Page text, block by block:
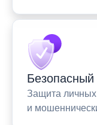
Безопасный
Защита личных
и